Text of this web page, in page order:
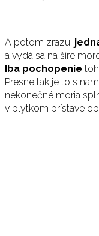
A potom zrazu,
a vydá sa na šíre
Iba pochopenie
Presne tak je to s
nekonečné moria
v plytkom prístave